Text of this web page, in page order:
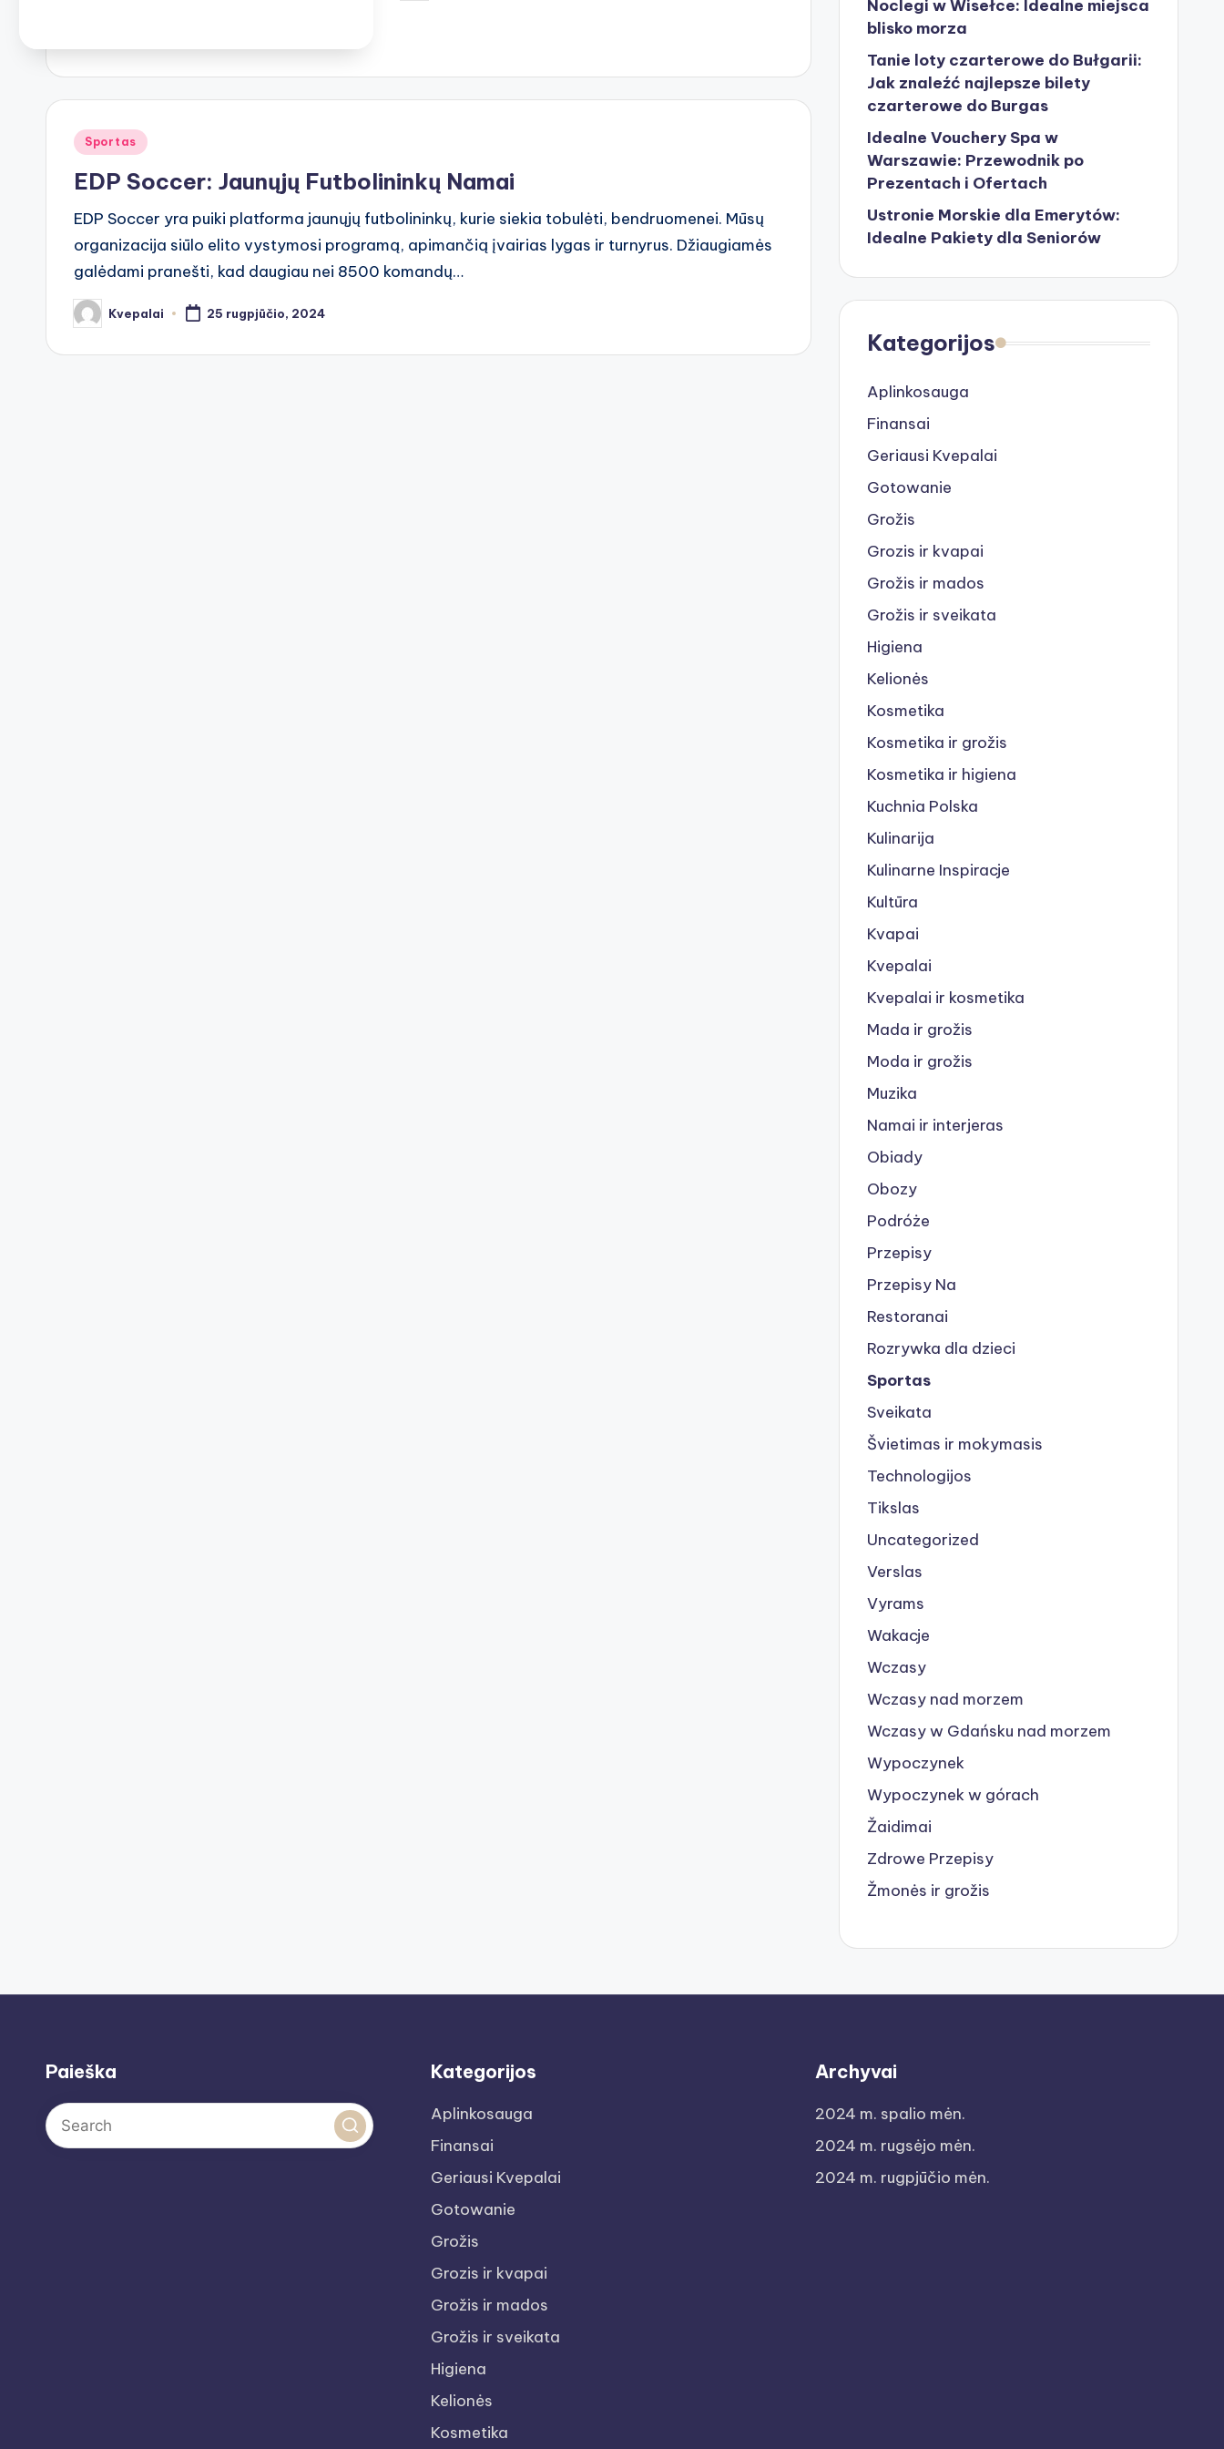
by
Posted
Sportas
EDP Soccer: Jaunųjų Futbolininkų Namai
EDP Soccer yra puiki platforma jaunųjų futbolininkų, kurie siekia tobulėti, bendruomenei. Mūsų
organizacija siūlo elito vystymosi programą, apimančią įvairias lygas ir turnyrus. Džiaugiamės
galėdami pranešti, kad daugiau nei 8500 komandų…
Posted
by
Kvepalai 25 rugpjūčio, 2024
Noclegi w Wisełce: Idealne miejsca
blisko morza
Tanie loty czarterowe do Bułgarii:
Jak znaleźć najlepsze bilety
czarterowe do Burgas
Idealne Vouchery Spa w
Warszawie: Przewodnik po
Prezentach i Ofertach
Ustronie Morskie dla Emerytów:
Idealne Pakiety dla Seniorów
Kategorijos
Aplinkosauga
Finansai
Geriausi Kvepalai
Gotowanie
Grožis
Grozis ir kvapai
Grožis ir mados
Grožis ir sveikata
Higiena
Kelionės
Kosmetika
Kosmetika ir grožis
Kosmetika ir higiena
Kuchnia Polska
Kulinarija
Kulinarne Inspiracje
Kultūra
Kvapai
Kvepalai
Kvepalai ir kosmetika
Mada ir grožis
Moda ir grožis
Muzika
Namai ir interjeras
Obiady
Obozy
Podróże
Przepisy
Przepisy Na
Restoranai
Rozrywka dla dzieci
Sportas
Sveikata
Švietimas ir mokymasis
Technologijos
Tikslas
Uncategorized
Verslas
Vyrams
Wakacje
Wczasy
Wczasy nad morzem
Wczasy w Gdańsku nad morzem
Wypoczynek
Wypoczynek w górach
Žaidimai
Zdrowe Przepisy
Žmonės ir grožis
Paieška Kategorijos
Aplinkosauga
Finansai
Geriausi Kvepalai
Gotowanie
Grožis
Grozis ir kvapai
Grožis ir mados
Grožis ir sveikata
Higiena
Kelionės
Kosmetika
Archyvai
2024 m. spalio mėn.
2024 m. rugsėjo mėn.
2024 m. rugpjūčio mėn.